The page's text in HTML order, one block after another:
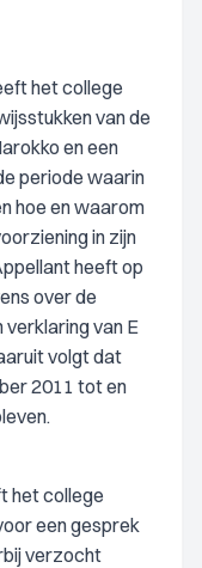
het college
van de
en een
periode waarin
hoe en waarom
in zijn
heeft op
over de
verklaring van E
volgt dat
2011 tot en
het college
een gesprek
verzocht